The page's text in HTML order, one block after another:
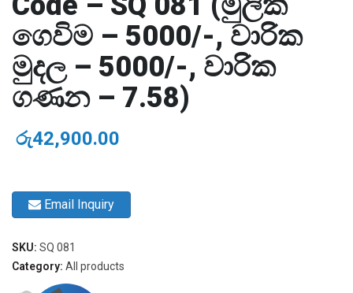
ගෙවිම – 5000/-, වාරික
මුදල – 5000/-, වාරික
ගණන – 7.58)
රු42,900.00
Email Inquiry
SKU: SQ 081
Category: All products